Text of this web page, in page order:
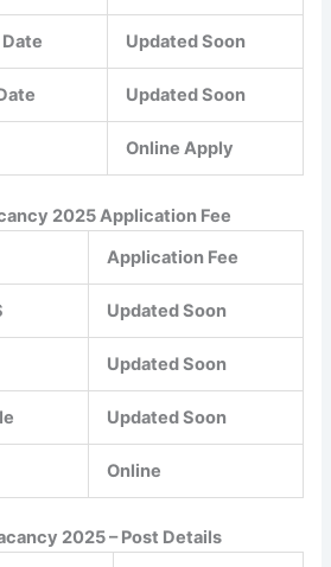
Updated Soon
Updated Soon
Online Apply
2025 Application Fee
Application Fee
Updated Soon
Updated Soon
Updated Soon
Online
2025 – Post Details